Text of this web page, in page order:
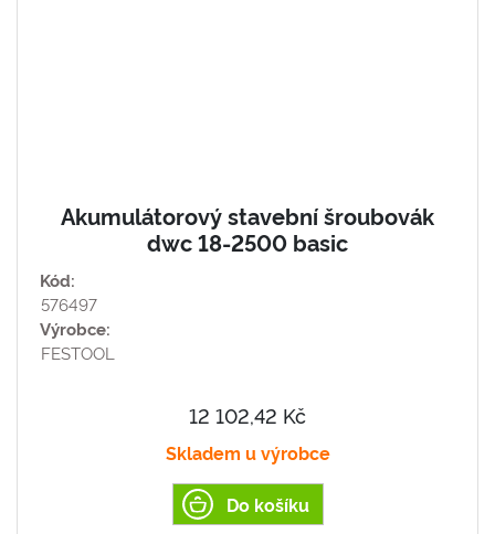
Akumulátorový stavební šroubovák
dwc 18-2500 basic
Kód:
576497
Výrobce:
FESTOOL
12 102,42 Kč
Skladem u výrobce
Do košíku